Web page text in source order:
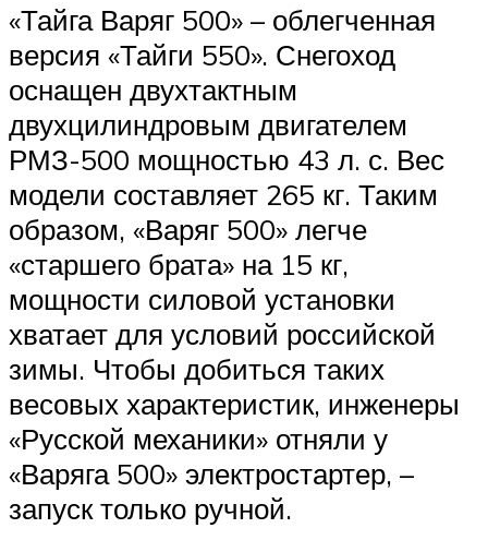
«Тайга Варяг 500» – облегченная
версия «Тайги 550». Снегоход
оснащен двухтактным
двухцилиндровым двигателем
РМЗ-500 мощностью 43 л. с. Вес
модели составляет 265 кг. Таким
образом, «Варяг 500» легче
«старшего брата» на 15 кг,
мощности силовой установки
хватает для условий российской
зимы. Чтобы добиться таких
весовых характеристик, инженеры
«Русской механики» отняли у
«Варяга 500» электростартер, –
запуск только ручной.